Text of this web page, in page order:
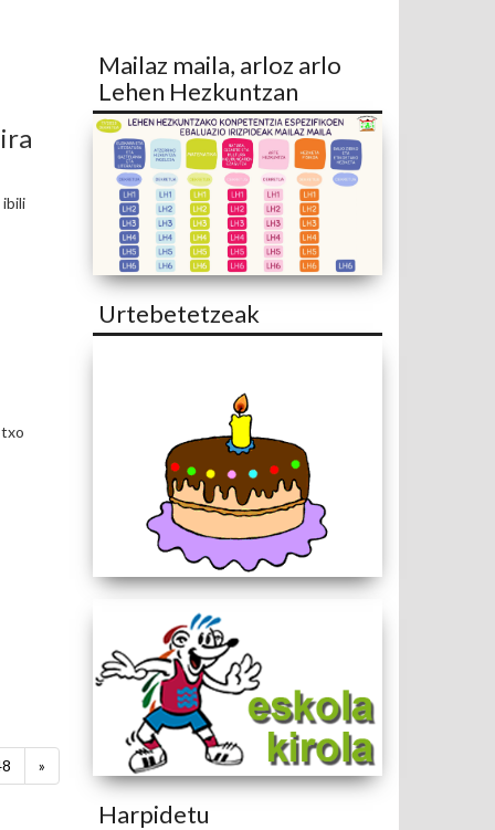
ibili
»
Mailaz maila, arloz arlo
Lehen Hezkuntzan
Urtebetetzeak
Harpidetu